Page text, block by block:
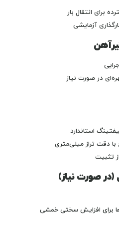
برای انتقال بار
آزمایشی
در صورت نیاز
استاندارد
دقت تراز میلی‌متری
تثبیت
برای افزایش سختی خمشی